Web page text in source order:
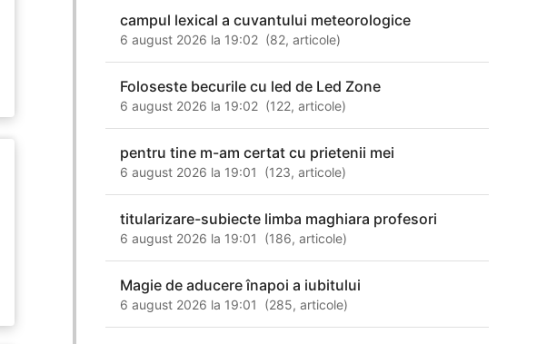
campul lexical a cuvantului meteorologice
6 august 2026 la 19:02 (82,articole)
Foloseste becurile cu led de Led Zone
6 august 2026 la 19:02 (122,articole)
pentru tine m-am certat cu prietenii mei
6 august 2026 la 19:01 (123,articole)
titularizare-subiecte limba maghiara profesori
6 august 2026 la 19:01 (186,articole)
Magie de aducere înapoi a iubitului
6 august 2026 la 19:01 (285,articole)